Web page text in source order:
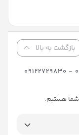
بازگشت به بالا